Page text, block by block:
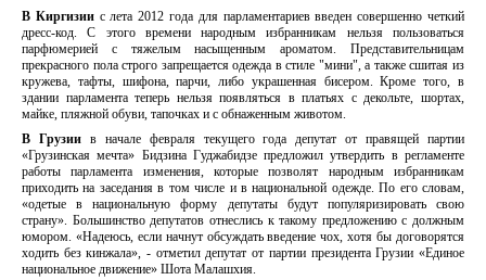
В Киргизиис лета 2012 года для парламентариев введен совершенно четкий
дресс-код. С этого времени народным избранникам нельзя пользоваться
парфюмерией с тяжелым насыщенным ароматом. Представительницам
прекрасного пола строго запрещается одежда в стиле "мини", а также сшитая из
кружева, тафты, шифона, парчи, либо украшенная бисером. Кроме того, в
здании парламента теперь нельзя появляться в платьях с декольте, шортах,
майке, пляжной обуви, тапочках и с обнаженным животом.
В Грузиив начале февраля текущего года депутат от правящей партии
«Грузинская мечта» Бидзина Гуджабидзе предложил утвердить в регламенте
работы парламента изменения, которые позволят народным избранникам
приходить на заседания в том числе и в национальной одежде. По его словам,
«одетые в национальную форму депутаты будут популяризировать свою
страну». Большинство депутатов отнеслись к такому предложению с должным
юмором. «Надеюсь, если начнут обсуждать введение чох, хотя бы договорятся
ходить без кинжала», - отметил депутат от партии президента Грузии «Единое
национальное движение» Шота Малашхия.